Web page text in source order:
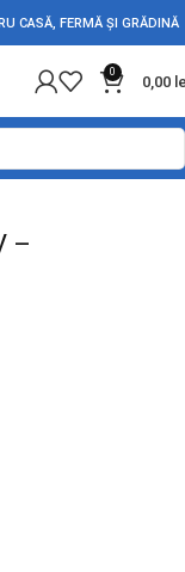
CASĂ, FERMĂ ȘI GRĂDINĂ
0
0,00
–